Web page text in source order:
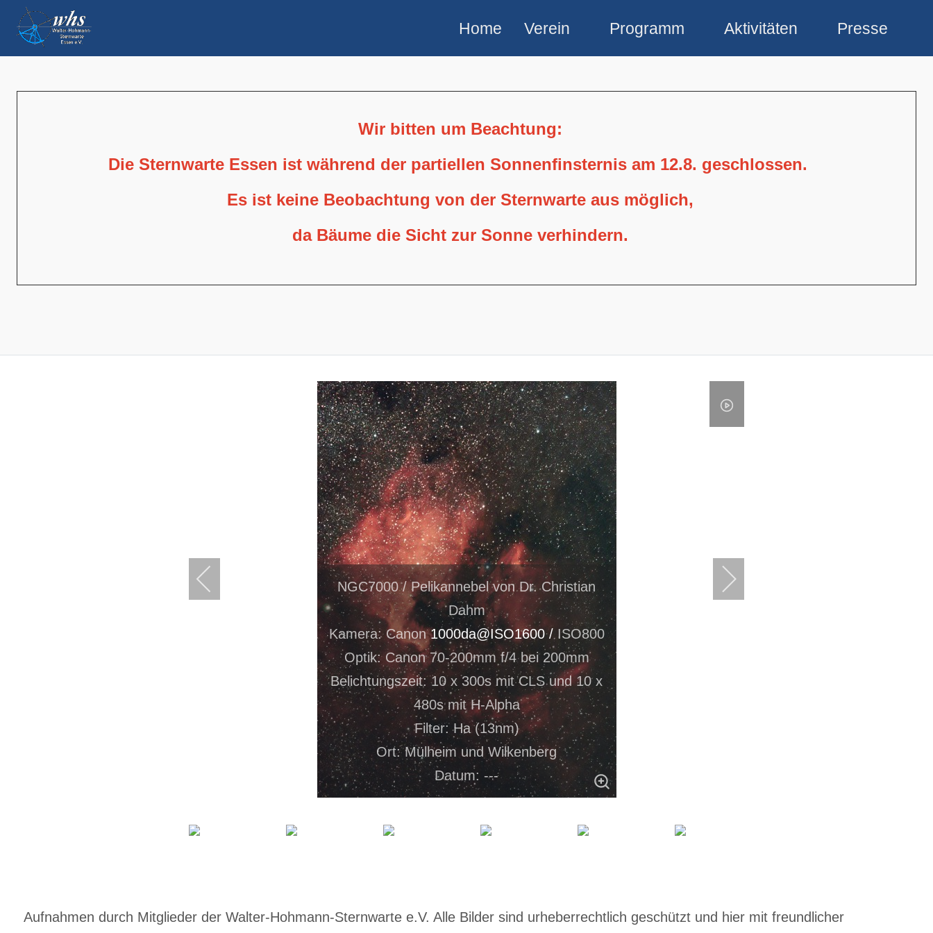
Home Verein Programm Aktivitäten Presse
Wir bitten um Beachtung:
Die Sternwarte Essen ist während der partiellen Sonnenfinsternis am 12.8. geschlossen.
Es ist keine Beobachtung von der Sternwarte aus möglich,
da Bäume die Sicht zur Sonne verhindern.
NGC7000 / Pelikannebel von Dr. Christian
Dahm
Kamera: Canon1000da@ISO1600 /ISO800
Optik: Canon 70-200mm f/4 bei 200mm
Belichtungszeit: 10 x 300s mit CLS und 10 x
480s mit H-Alpha
Filter: Ha (13nm)
Ort: Mülheim und Wilkenberg
Datum: ---
Aufnahmen durch Mitglieder der Walter-Hohmann-Sternwarte e.V. Alle Bilder sind urheberrechtlich geschützt und hier mit freundlicher